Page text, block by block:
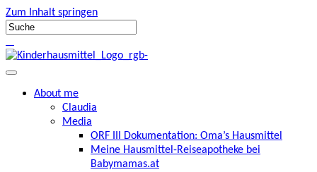
Zum Inhalt springen
About me
Claudia
Media
ORF III Dokumentation: Oma’s Hausmittel
Meine Hausmittel-Reiseapotheke bei
Babymamas.at